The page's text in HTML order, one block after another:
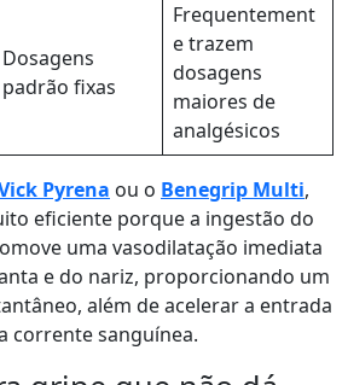
Dosagens
padrão fixas
Frequentement
e trazem
dosagens
maiores de
analgésicos
Pyrena ou o Benegrip Multi,
eficiente porque a ingestão do
uma vasodilatação imediata
e do nariz, proporcionando um
além de acelerar a entrada
corrente sanguínea.